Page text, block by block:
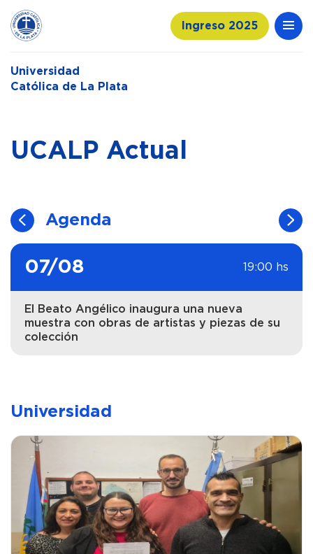
Ingreso 2025
Universidad
Católica de La Plata
UCALP Actual
Agenda
07/08 19:00 hs
El Beato Angélico inaugura una nueva
muestra con obras de artistas y piezas de su
colección
Universidad